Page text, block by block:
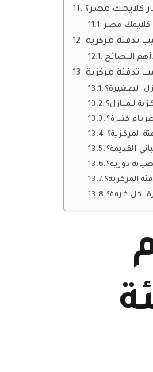
كلايمك مصر؟
تدفئة مركزية
أهم النصائح:
تدفئة مركزية
الصغيرة؟
للمنازل؟
كثيرة؟
المركزية؟
القديمة؟
دورية؟
المركزية؟
لكل غرفة؟